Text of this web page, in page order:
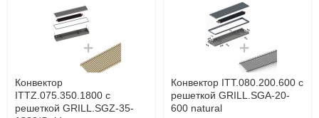
до подъезда
услуга платная
Конвектор ITT.080.200.1300
с решеткой GRILL.SGW-20-
1300 венге
35 326
Конвектор ITT.080.200.1000
с решеткой GRILL.SGW-20-
1000 венге
28 391
Конвектор
ITTZ.075.350.1800 с
решеткой GRILL.SGZ-35-
Конвектор ITT.080.200.600 с
решеткой GRILL.SGA-20-
600 natural